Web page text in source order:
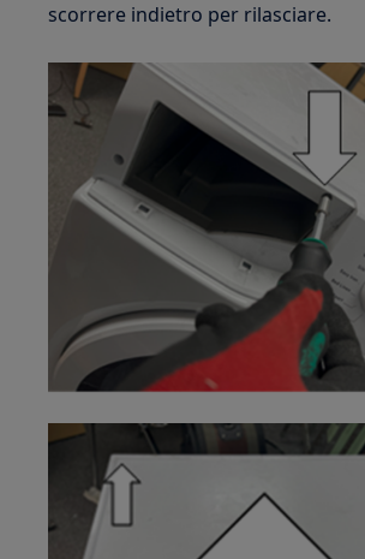
scorrere indietro per rilasciare.